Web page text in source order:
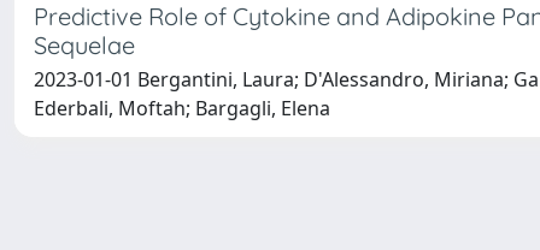
Predictive Role of Cytokine and Adipokine
Sequelae
2023-01-01 Bergantini, Laura; D'Alessandro, Miriana;
Ederbali, Moftah; Bargagli, Elena